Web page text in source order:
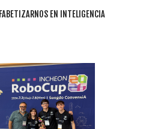
EN INTELIGENCIA